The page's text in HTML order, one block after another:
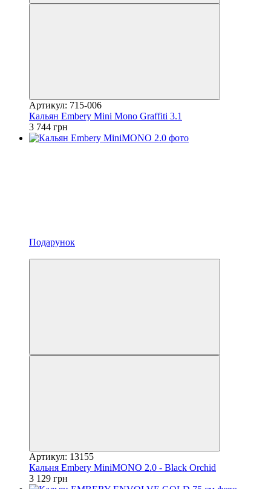
Артикул: 715-006
Кальян Embery Mini Mono Graffiti 3.1
3 744 грн
Подарунок
Артикул: 13155
Кальня Embery MiniMONO 2.0 - Black Orchid
3 129 грн